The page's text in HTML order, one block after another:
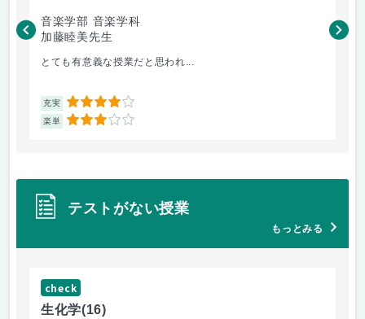
音楽学部 音楽学科
加藤睦美先生
とても有意義な授業だと思われ...
充実 4
楽単 3
矢
テストがない授業
もっとみる
check
生化学(16)